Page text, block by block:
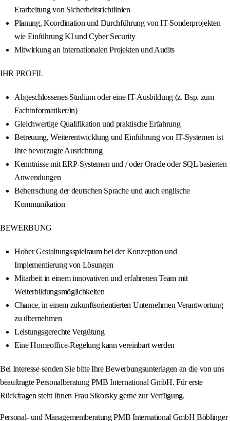
Erarbeitung von Sicherheitsrichtlinien
Planung, Koordination und Durchführung von IT-Sonderprojekten
wie Einführung KI und Cyber Security
Mitwirkung an internationalen Projekten und Audits
IHR PROFIL
Abgeschlossenes Studium oder eine IT-Ausbildung (z. Bsp. zum
Fachinformatiker/in)
Gleichwertige Qualifikation und praktische Erfahrung
Betreuung, Weiterentwicklung und Einführung von IT-Systemen ist
Ihre bevorzugte Ausrichtung
Kenntnisse mit ERP-Systemen und / oder Oracle oder SQL basierten
Anwendungen
Beherrschung der deutschen Sprache und auch englische
Kommunikation
BEWERBUNG
Hoher Gestaltungsspielraum bei der Konzeption und
Implementierung von Lösungen
Mitarbeit in einem innovativen und erfahrenen Team mit
Weiterbildungsmöglichkeiten
Chance, in einem zukunftsorientierten Unternehmen Verantwortung
zu übernehmen
Leistungsgerechte Vergütung
Eine Homeoffice-Regelung kann vereinbart werden
Bei Interesse senden Sie bitte Ihre Bewerbungsunterlagen an die von uns
beauftragte Personalberatung PMB International GmbH. Für erste
Rückfragen steht Ihnen Frau Sikorsky gerne zur Verfügung.
Personal- und Managementberatung PMB International GmbH Böblinger